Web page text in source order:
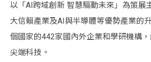
以「AI跨域創新 智慧驅動未來」為策展
大信賴產業及AI與半導體等優勢產業的
個國家的442家國內外企業和學研機構
尖端科技。